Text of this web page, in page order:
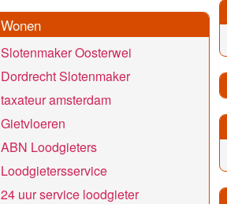
Wonen
Slotenmaker Oosterwei
Dordrecht Slotenmaker
taxateur amsterdam
Gietvloeren
ABN Loodgieters
Loodgietersservice
24 uur service loodgieter